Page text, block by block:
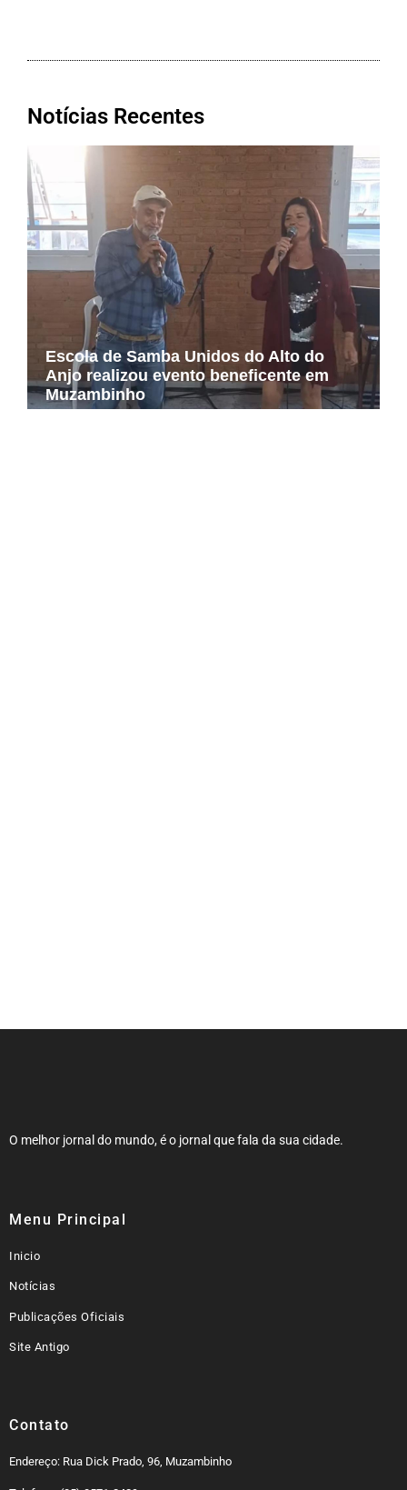
Notícias Recentes
Escola de Samba Unidos do Alto do
Anjo realizou evento beneficente em
Muzambinho
O melhor jornal do mundo, é o jornal que fala da sua cidade.
Menu Principal
Inicio
Notícias
Publicações Oficiais
Site Antigo
Contato
Endereço: Rua Dick Prado, 96, Muzambinho